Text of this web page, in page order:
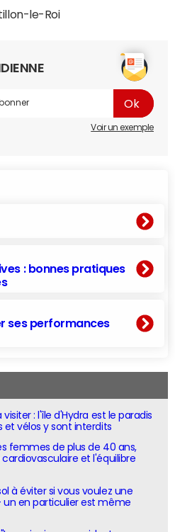
le-Roi
Voir un exemple
: bonnes pratiques
ses performances
: l'île d'Hydra est le paradis
et vélos y sont interdits
femmes de plus de 40 ans,
et l'équilibre
à éviter si vous voulez une
en particulier est même